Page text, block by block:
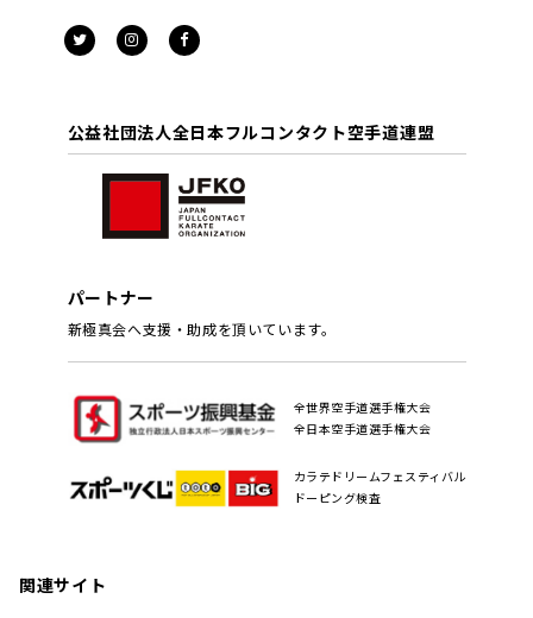
公益社団法人全日本フルコンタクト空手道連盟
パートナー
新極真会へ支援・助成を頂いています。
全世界空手道選手権大会
全日本空手道選手権大会
カラテドリームフェスティバル
ドーピング検査
関連サイト